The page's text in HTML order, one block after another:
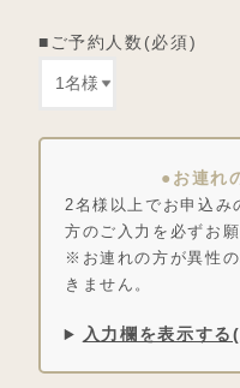
■ご予約人数(必須)
●お連れ
2名様以上でお申込み
方のご入力を必ずお
※お連れの方が異性
きません。
入力欄を表示する